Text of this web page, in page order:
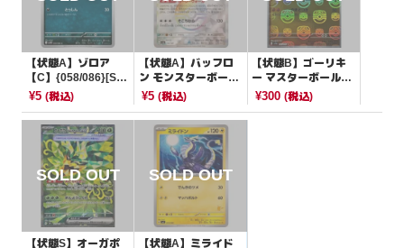
【状態A】ゾロア
【C】{058/086}[SV1
1W]
¥5 (税込)
【状態A】バッフロ
ン モンスターボール
ミラー【-】{133/18
¥5(税込)
【状態B】ゴーリキ
ー マスターボールミ
ラー【U】{067/165}
¥300 (税込)
【状態S】オーガポ
【状態A】ミライド